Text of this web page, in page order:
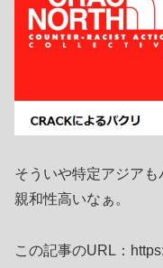
そういや特定アジアも
親和性高いなぁ。
この記事のURL：